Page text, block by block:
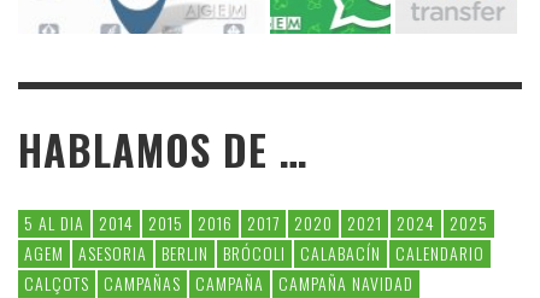
HABLAMOS DE …
5 AL DIA 2014 2015 2016 2017 2020 2021 2024
2025
AGEM
ASESORIA BERLIN BRÓCOLI CALABACÍN
CALENDARIO
CALÇOTS
CAMPAÑAS CAMPAÑA
CAMPAÑA NAVIDAD